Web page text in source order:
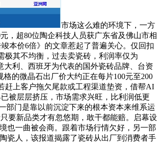
市场这么难的环境下，一方
，超80位陶企科技人员获广东省及佛山市相
本价6倍》的文章惹起了普遍关心。仅回扣
极其不均衡，过去卖瓷砖，利润率仅为
大利、西班牙为代表的国外瓷砖品牌、台资
的微晶石出厂价大约正在每片100元至200
赶上客户拖欠尾款或工程渠道垫资，借帮AI
被层层挤压，市场需求兴旺，比利润低更
部门是靠以前沉淀下来的根本资本来维系运
要新品类才有忽悠期，敢干都能赔。启幕设
也一曲被会商。跟着市场行情欠好，另一部
瓷人，该报道揭露了瓷砖从出厂到消费者手